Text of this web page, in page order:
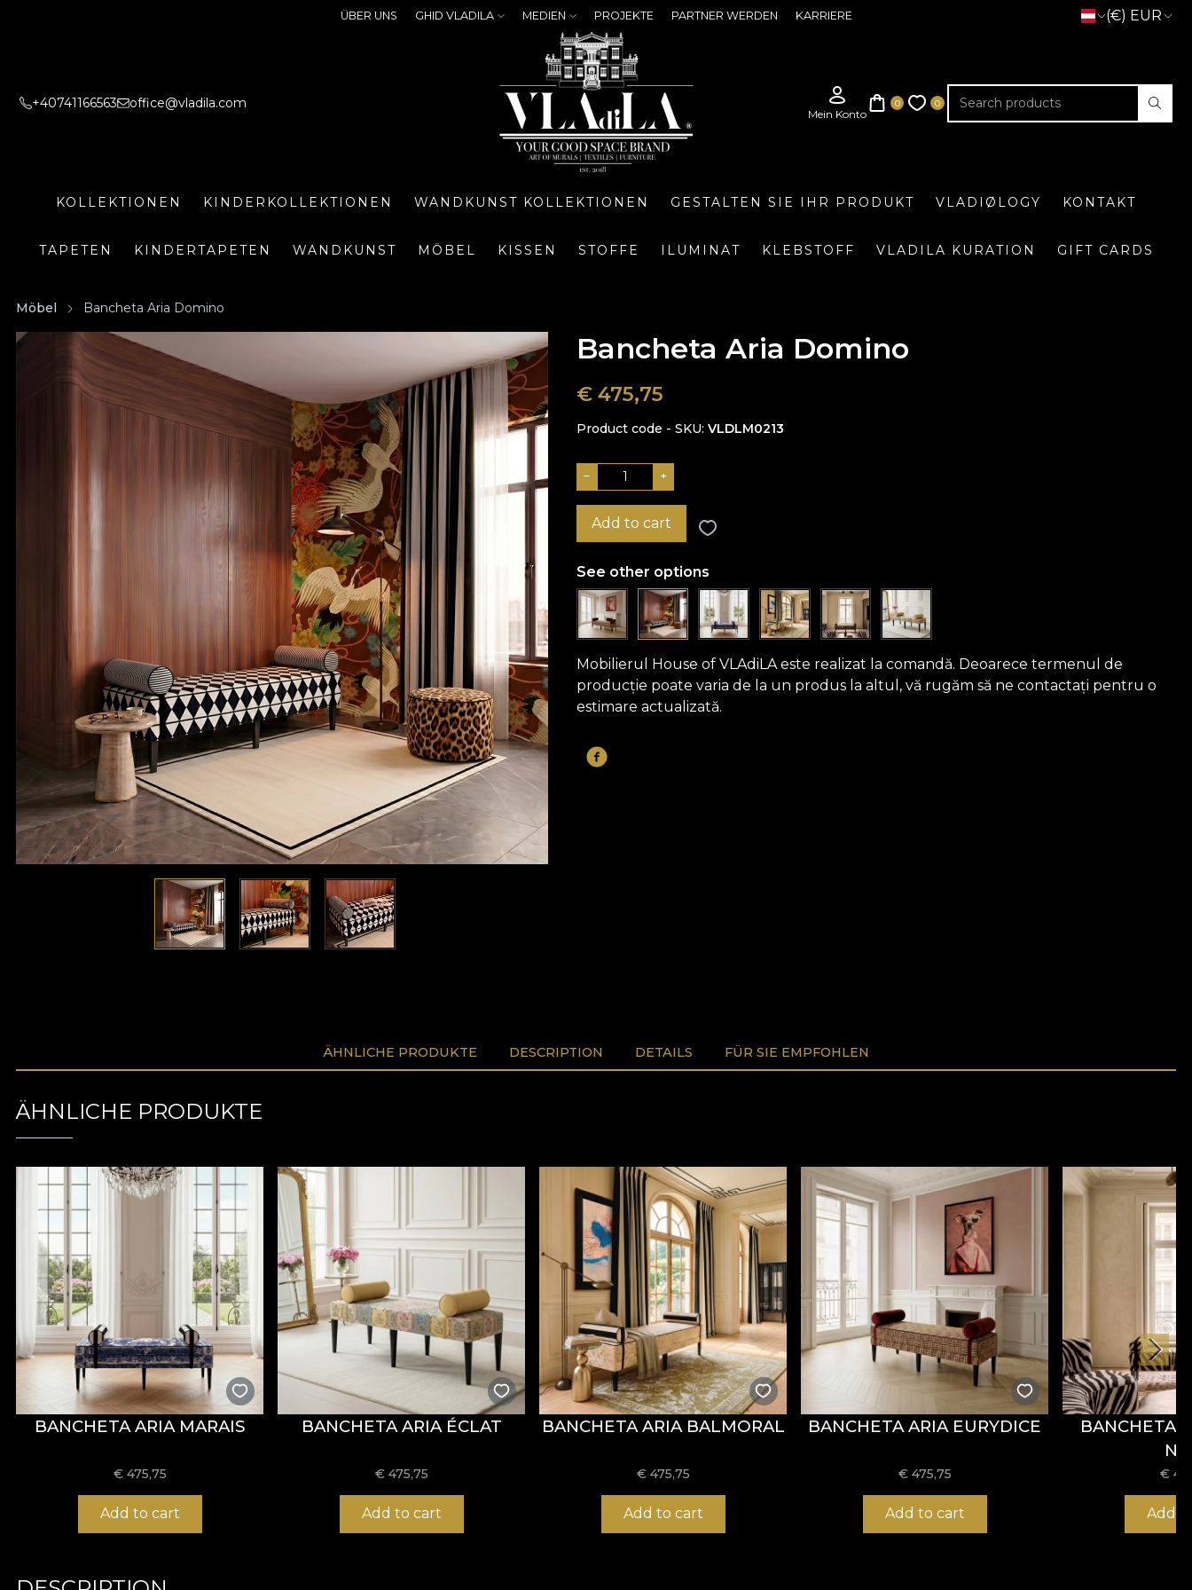
ÜBER UNS GHID VLADILA MEDIEN PROJEKTE PARTNER WERDEN KARRIERE (€) EUR
+40741166563 office@vladila.com
KOLLEKTIONEN KINDERKOLLEKTIONEN WANDKUNST KOLLEKTIONEN GESTALTEN SIE IHR PRODUKT VLADIØLOGY KONTAKT
TAPETEN KINDERTAPETEN WANDKUNST MÖBEL KISSEN STOFFE ILUMINAT KLEBSTOFF VLADILA KURATION GIFT CARDS
Möbel Bancheta Aria Domino
Bancheta Aria Domino
€ 475,75
Product code - SKU VLDLM0213
− +
Add to cart
See other options
Mobilierul House of VLAdiLA este realizat la comandă. Deoarece termenul de
producție poate varia de la un produs la altul, vă rugăm să ne contactați pentru o
estimare actualizată.
ÄHNLICHE PRODUKTE DESCRIPTION DETAILS FÜR SIE EMPFOHLEN
ÄHNLICHE PRODUKTE
BANCHETA ARIA MARAIS
€ 475,75
Add to cart
BANCHETA ARIA ÉCLAT
€ 475,75
Add to cart
BANCHETA ARIA BALMORAL
€ 475,75
Add to cart
BANCHETA ARIA EURYDICE
€ 475,75
Add to cart
BANCHETA
€
Add